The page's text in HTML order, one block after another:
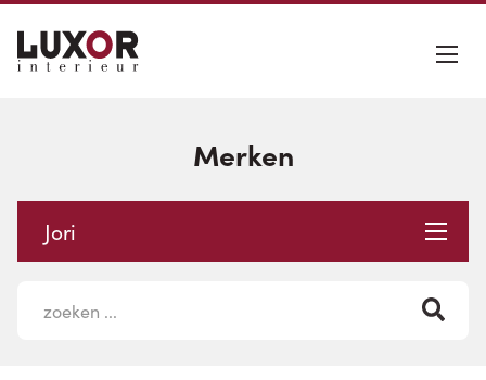
Merken
Jori